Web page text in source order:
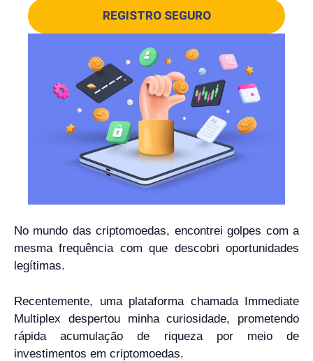
REGISTRO SEGURO
No mundo das criptomoedas, encontrei golpes com a
mesma frequência com que descobri oportunidades
legítimas.
Recentemente, uma plataforma chamada Immediate
Multiplex despertou minha curiosidade, prometendo
rápida acumulação de riqueza por meio de
investimentos em criptomoedas.